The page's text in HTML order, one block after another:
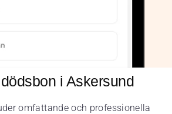
i Askersund
omfattande och professionella